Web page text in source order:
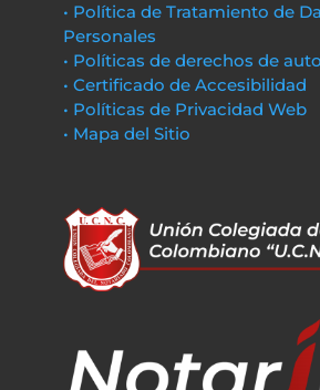
• Política de Tratamiento de
Personales
• Políticas de derechos de
• Certificado de Accesibilidad
• Políticas de Privacidad Web
• Mapa del Sitio